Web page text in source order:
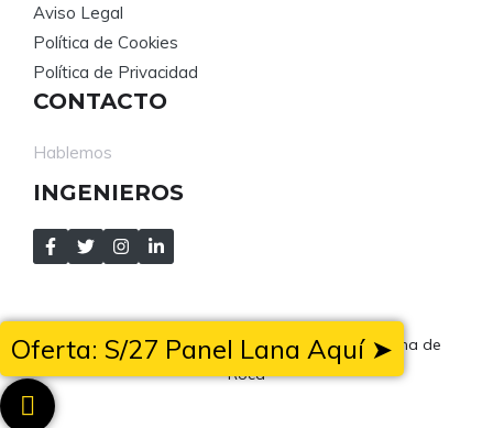
Aviso Legal
Política de Cookies
Política de Privacidad
CONTACTO
Hablemos
INGENIEROS
Mejora tu calidad de vida con los paneles de Lana de
Roca
Oferta: S/27 Panel Lana Aquí ➤